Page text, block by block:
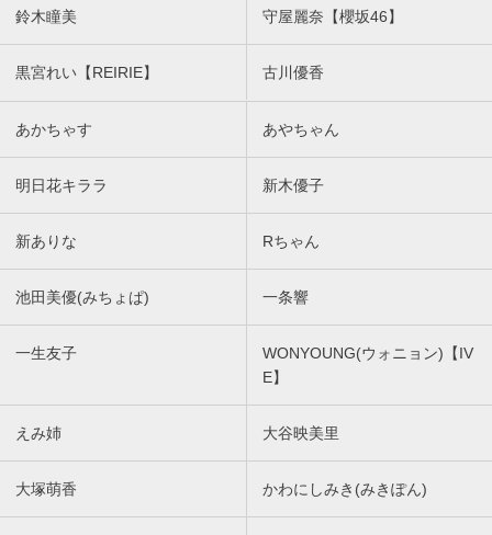
鈴木瞳美 守屋麗奈【櫻坂46】
黒宮れい【REIRIE】 古川優香
あかちゃす あやちゃん
明日花キララ 新木優子
新ありな Rちゃん
池田美優(みちょぱ) 一条響
一生友子
WONYOUNG(ウォニョン)【IV
E】
えみ姉 大谷映美里
大塚萌香 かわにしみき(みきぽん)